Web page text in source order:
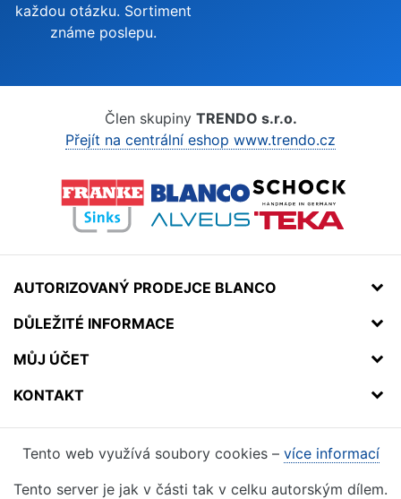
každou otázku. Sortiment
známe poslepu.
Člen skupiny TRENDO s.r.o.
Přejít na centrální eshop www.trendo.cz
AUTORIZOVANÝ PRODEJCE BLANCO
DŮLEŽITÉ INFORMACE
MŮJ ÚČET
KONTAKT
Tento web využívá soubory cookies – více informací
Tento server je jak v části tak v celku autorským dílem.